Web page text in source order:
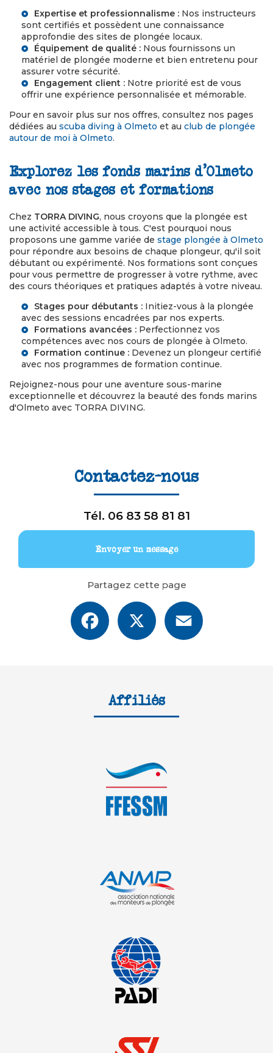
Expertise et professionnalisme : Nos instructeurs
sont certifiés et possèdent une connaissance
approfondie des sites de plongée locaux.
Équipement de qualité : Nous fournissons un
matériel de plongée moderne et bien entretenu pour
assurer votre sécurité.
Engagement client : Notre priorité est de vous
offrir une expérience personnalisée et mémorable.
Pour en savoir plus sur nos offres, consultez nos pages
dédiées au scuba diving à Olmeto et au club de plongée
autour de moi à Olmeto.
Explorez les fonds marins d'Olmeto
avec nos stages et formations
Chez TORRA DIVING, nous croyons que la plongée est
une activité accessible à tous. C'est pourquoi nous
proposons une gamme variée de stage plongée à Olmeto
pour répondre aux besoins de chaque plongeur, qu'il soit
débutant ou expérimenté. Nos formations sont conçues
pour vous permettre de progresser à votre rythme, avec
des cours théoriques et pratiques adaptés à votre niveau.
Stages pour débutants : Initiez-vous à la plongée
avec des sessions encadrées par nos experts.
Formations avancées : Perfectionnez vos
compétences avec nos cours de plongée à Olmeto.
Formation continue : Devenez un plongeur certifié
avec nos programmes de formation continue.
Rejoignez-nous pour une aventure sous-marine
exceptionnelle et découvrez la beauté des fonds marins
d'Olmeto avec TORRA DIVING.
Contactez-nous
Tél. 06 83 58 81 81
Envoyer un message
Partagez cette page
Facebook
Affiliés